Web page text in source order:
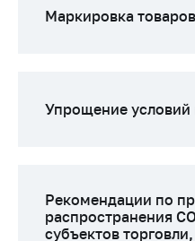
субъектов
общественного
Обучение по
вопросам
политики
Маркировка товаров
Упрощение условий
Рекомендации по
распространения
субъектов